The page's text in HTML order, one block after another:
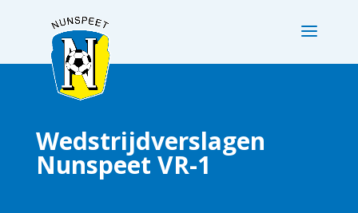
Wedstrijdverslagen
Nunspeet VR-1